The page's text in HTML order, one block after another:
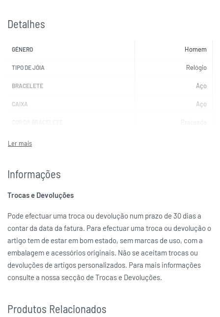
Detalhes
GÉNERO Homem
TIPO DE JÓIA Relógio
BRACELETE Aço
CAIXA Aço
COR DA CAIXA
MARCAS
Informações
Trocas e Devoluções
Pode efectuar uma troca ou devolução num prazo de 30 dias a
contar da data da fatura. Para efectuar uma troca ou devolução o
artigo tem de estar em bom estado, sem marcas de uso, com a
embalagem e acessórios originais. Não se aceitam trocas ou
devoluções de artigos personalizados. Para mais informações
consulte a nossa secção de Trocas e Devoluções.
Produtos Relacionados